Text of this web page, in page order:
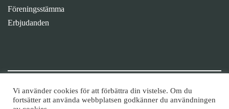
Föreningsstämma
Erbjudanden
Fortsätt diskussionen i våra grupper
Vi använder cookies för att förbättra din vistelse. Om du
fortsätter att använda webbplatsen godkänner du användningen